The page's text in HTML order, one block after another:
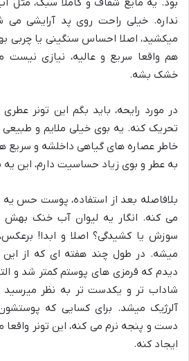
بود. یه مایع شفاف و کاملا سبک، مثل
نداره. خیلی راحت روی پد آرایشی
میکشید، اصلا احساس سنگینی یا
هم واقعا سریع و عالیه، نیازی نیست
خشک بشه.
در مورد رایحه، باید بگم این تونر
تحریک کنه. یه بوی خیلی ملایم و
خاطر عصاره های گیاهی داخلشه و سریع
به عطر و بوی زیاد حساسیت دارم، این یه
بلافاصله بعد از استفاده، پوست حس
می کنه. انگار یه لیوان آب خنک
سوزش یا کشیدگی؟ اصلا و ابدا!
میشه. در طول چند هفته ای که از این
دیدم که قرمزی های پوستم کمتر شد و
شاداب تر و یکدست تر به نظر
آلرژیک میشد. برای کسایی که
دست و پنجه نرم می کنه، این تونر
ایجاد کنه.